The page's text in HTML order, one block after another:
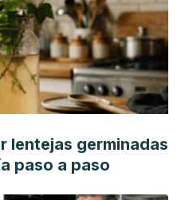
lentejas germinadas
paso a paso